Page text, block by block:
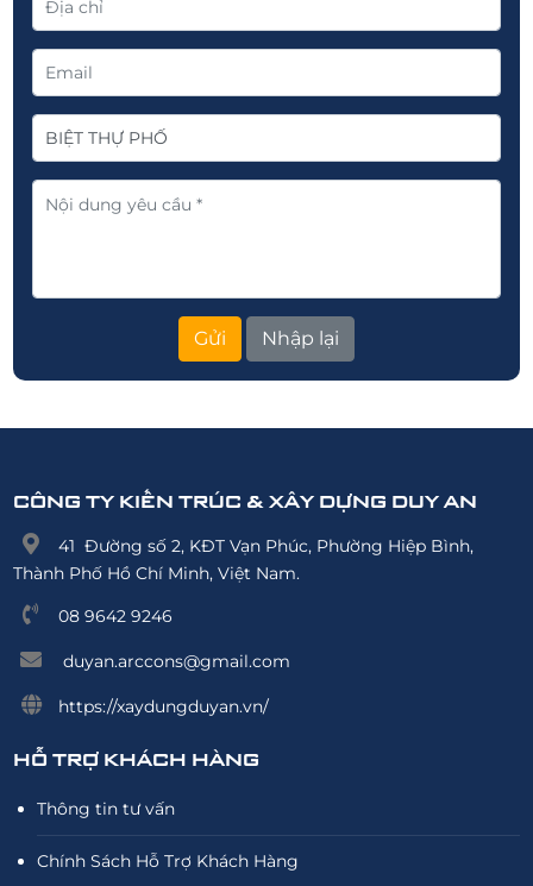
CÔNG TY KIẾN TRÚC & XÂY DỰNG DUY AN
41 Đường số 2, KĐT Vạn Phúc, Phường Hiệp Bình,
Thành Phố Hồ Chí Minh, Việt Nam.
08 9642 9246
duyan.arccons@gmail.com
https://xaydungduyan.vn/
HỖ TRỢ KHÁCH HÀNG
Thông tin tư vấn
Chính Sách Hỗ Trợ Khách Hàng